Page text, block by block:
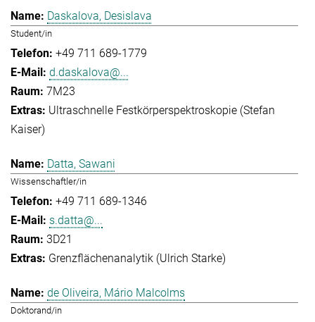
Daskalova, Desislava
Student/in
+49 711 689-1779
d.daskalova@...
7M23
Ultraschnelle Festkörperspektroskopie (Stefan
Kaiser)
Datta, Sawani
Wissenschaftler/in
+49 711 689-1346
s.datta@...
3D21
Grenzflächenanalytik (Ulrich Starke)
de Oliveira, Mário Malcolms
Doktorand/in